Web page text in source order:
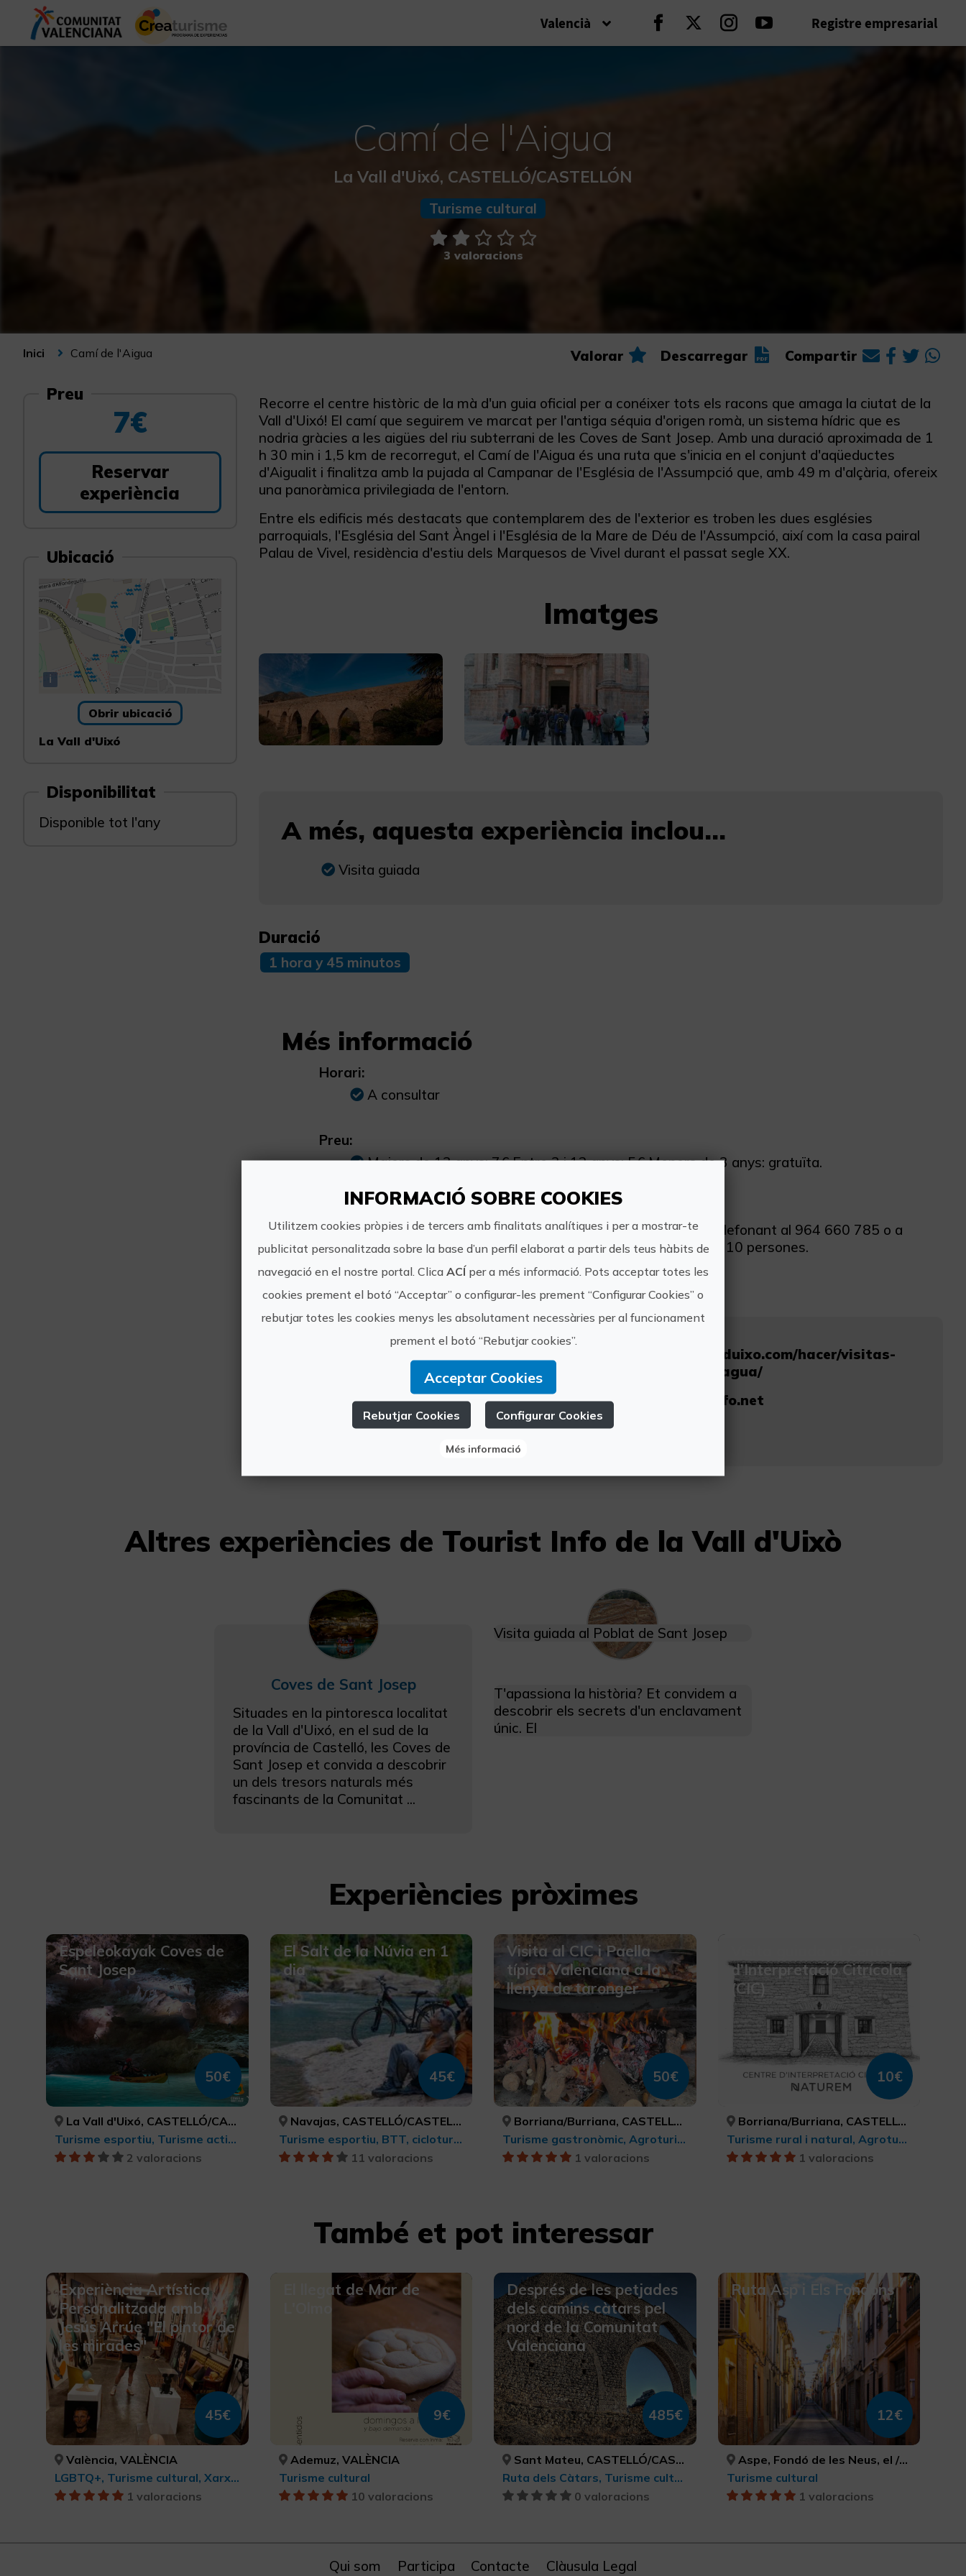
Valencià Seguir en Facebook
Seguir en Twitter
Seguir en Instagram
Seguir en Youtube
Registre empresarial
Camí de l'Aigua
La Vall d'Uixó, CASTELLÓ/CASTELLÓN
Turisme cultural
3 valoracions
Valorar Descarregar Compartir
Inici Camí de l'Aigua
Preu
7€
Reservar
experiència
Ubicació
i
Obrir ubicació
La Vall d'Uixó
Disponibilitat
Disponible tot l'any
Recorre el centre històric de la mà d'un guia oficial per a conéixer tots els racons que amaga la ciutat de la
Vall d'Uixó! El camí que seguirem ve marcat per l'antiga séquia d'origen romà, un sistema hídric que es
nodria gràcies a les aigües del riu subterrani de les Coves de Sant Josep. Amb una duració aproximada de 1
h 30 min i 1,5 km de recorregut, el Camí de l'Aigua és una ruta que s'inicia en el conjunt d'aqüeductes
d'Aigualit i finalitza amb la pujada al Campanar de l'Església de l'Assumpció que, amb 49 m d'alçària, ofereix
una panoràmica privilegiada de l'entorn.
Entre els edificis més destacats que contemplarem des de l'exterior es troben les dues esglésies
parroquials, l'Església del Sant Àngel i l'Església de la Mare de Déu de l'Assumpció, així com la casa pairal
Palau de Vivel, residència d'estiu dels Marquesos de Vivel durant el passat segle XX.
Imatges
A més, aquesta experiència inclou...
Visita guiada
Duració
1 hora y 45 minutos
Més informació
Horari:
A consultar
Preu:
Majors de 13 anys: 7€ Entre 3 i 12 anys: 5€ Menors de 3 anys: gratuïta.
Una altra informació:
Cal concertar prèviament la visita amb la Tourist Info, telefonant al 964 660 785 o a
través del correu vallduixo@touristinfo.net. Grups de mínim 10 persones.
Tourist Info de la
Vall d'Uixò
https://turismolavallduixo.com/hacer/visitas-
guiadas/camino-del-agua/
vallduixo@touristinfo.net
964 660 785
Altres experiències de Tourist Info de la Vall d'Uixò
Coves de Sant Josep
Situades en la pintoresca localitat
de la Vall d'Uixó, en el sud de la
província de Castelló, les Coves de
Sant Josep et convida a descobrir
un dels tresors naturals més
fascinants de la Comunitat ...
Visita guiada al Poblat de Sant Josep
T'apassiona la història? Et convidem a
descobrir els secrets d'un enclavament
únic. El
Experiències pròximes
Espeleokayak Coves de
Sant Josep
50€
La Vall d'Uixó, CASTELLÓ/CASTELLÓN
Turisme esportiu, Turisme actiu-aventura
2 valoracions
El Salt de la Núvia en 1
dia
45€
Navajas, CASTELLÓ/CASTELLÓN
Turisme esportiu, BTT, cicloturisme i ciclisme
11 valoracions
Visita al CIC i Paella
típica Valenciana a la
llenya de taronger
50€
Borriana/Burriana, CASTELLÓ/CASTELLÓN
Turisme gastronòmic, Agroturisme, Turisme rural i natural
1 valoracions
d’Interpretació Citrícola
(CIC)
10€
Borriana/Burriana, CASTELLÓ/CASTELLÓN
Turisme rural i natural, Agroturisme
1 valoracions
També et pot interessar
Experiència Artística
Personalitzada amb
Jesús Arrúe "El pintor de
les mirades"
45€
València, VALÈNCIA
LGBTQ+, Turisme cultural, Xarxa de centres d’Art Contemporani, Art contemporani, Ciutats, Turisme cultural
1 valoracions
El llegat de Mar de
9€
Ademuz, VALÈNCIA
Turisme cultural
10 valoracions
Després de les petjades
dels camins càtars pel
nord de la Comunitat
Valenciana
485€
Sant Mateu, CASTELLÓ/CASTELLÓN
Ruta dels Càtars, Turisme cultural
0 valoracions
Ruta Asp i Els Fondons
12€
Aspe, Fondó de les Neus, el /Hondón de las Nieves, Hondón de los Frailes, ALACANT/ALICANTE, ALACANT/ALICANTE, ALACANT/ALICANTE
Turisme cultural
1 valoracions
Qui som Participa Contacte Clàusula Legal
INFORMACIÓ SOBRE COOKIES
Utilitzem cookies pròpies i de tercers amb finalitats analítiques i per a mostrar-te
publicitat personalitzada sobre la base d’un perfil elaborat a partir dels teus hàbits de
navegació en el nostre portal. Clica ACÍper a més informació. Pots acceptar totes les
cookies prement el botó “Acceptar” o configurar-les prement “Configurar Cookies” o
rebutjar totes les cookies menys les absolutament necessàries per al funcionament
prement el botó “Rebutjar cookies”.
Acceptar Cookies
Rebutjar Cookies Configurar Cookies
Més informació